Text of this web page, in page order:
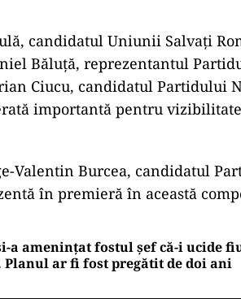
de primar general, după
prin tragere la sorți, în
și Ciucu în